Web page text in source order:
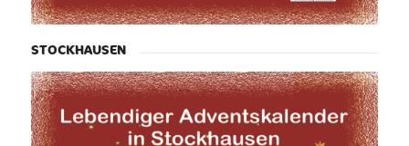
STOCKHAUSEN